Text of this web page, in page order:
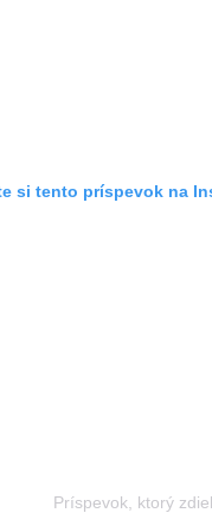
si tento príspevok na
Príspevok, ktorý